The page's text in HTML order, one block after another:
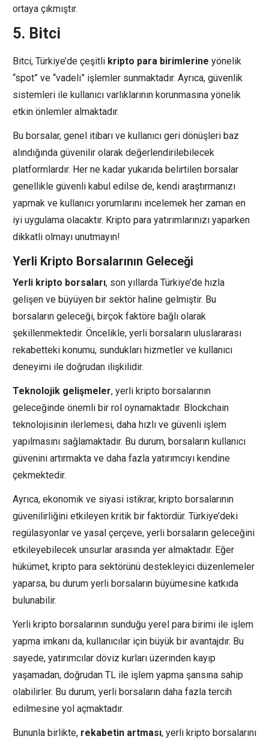
ortaya çıkmıştır.
5. Bitci
Bitci, Türkiye’de çeşitli kripto para birimlerine yönelik
“spot” ve “vadeli” işlemler sunmaktadır. Ayrıca, güvenlik
sistemleri ile kullanıcı varlıklarının korunmasına yönelik
etkin önlemler almaktadır.
Bu borsalar, genel itibarı ve kullanıcı geri dönüşleri baz
alındığında güvenilir olarak değerlendirilebilecek
platformlardır. Her ne kadar yukarıda belirtilen borsalar
genellikle güvenli kabul edilse de, kendi araştırmanızı
yapmak ve kullanıcı yorumlarını incelemek her zaman en
iyi uygulama olacaktır. Kripto para yatırımlarınızı yaparken
dikkatli olmayı unutmayın!
Yerli Kripto Borsalarının Geleceği
Yerli kripto borsaları, son yıllarda Türkiye’de hızla
gelişen ve büyüyen bir sektör haline gelmiştir. Bu
borsaların geleceği, birçok faktöre bağlı olarak
şekillenmektedir. Öncelikle, yerli borsaların uluslararası
rekabetteki konumu, sundukları hizmetler ve kullanıcı
deneyimi ile doğrudan ilişkilidir.
Teknolojik gelişmeler, yerli kripto borsalarının
geleceğinde önemli bir rol oynamaktadır. Blockchain
teknolojisinin ilerlemesi, daha hızlı ve güvenli işlem
yapılmasını sağlamaktadır. Bu durum, borsaların kullanıcı
güvenini artırmakta ve daha fazla yatırımcıyı kendine
çekmektedir.
Ayrıca, ekonomik ve siyasi istikrar, kripto borsalarının
güvenilirliğini etkileyen kritik bir faktördür. Türkiye’deki
regülasyonlar ve yasal çerçeve, yerli borsaların geleceğini
etkileyebilecek unsurlar arasında yer almaktadır. Eğer
hükümet, kripto para sektörünü destekleyici düzenlemeler
yaparsa, bu durum yerli borsaların büyümesine katkıda
bulunabilir.
Yerli kripto borsalarının sunduğu yerel para birimi ile işlem
yapma imkanı da, kullanıcılar için büyük bir avantajdır. Bu
sayede, yatırımcılar döviz kurları üzerinden kayıp
yaşamadan, doğrudan TL ile işlem yapma şansına sahip
olabilirler. Bu durum, yerli borsaların daha fazla tercih
edilmesine yol açmaktadır.
Bununla birlikte, rekabetin artması, yerli kripto borsalarını